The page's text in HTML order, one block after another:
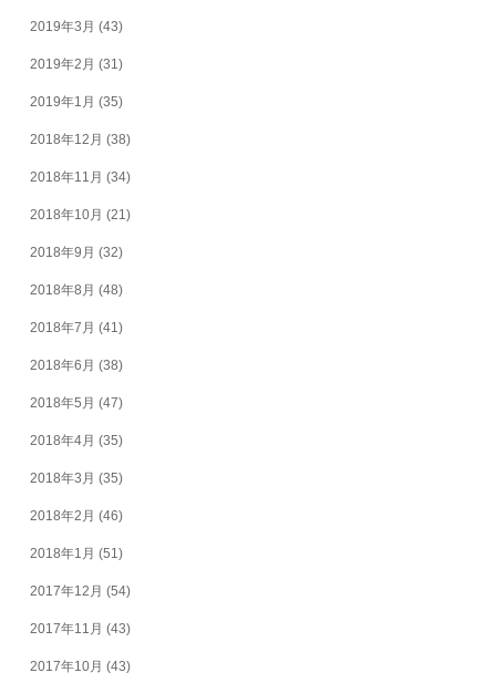
2019年3月 (43)
2019年2月 (31)
2019年1月 (35)
2018年12月 (38)
2018年11月 (34)
2018年10月 (21)
2018年9月 (32)
2018年8月 (48)
2018年7月 (41)
2018年6月 (38)
2018年5月 (47)
2018年4月 (35)
2018年3月 (35)
2018年2月 (46)
2018年1月 (51)
2017年12月 (54)
2017年11月 (43)
2017年10月 (43)